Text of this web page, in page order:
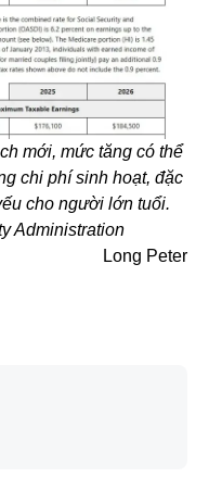
mới, mức tăng có thể
chi phí sinh hoạt, đặc
cho người lớn tuổi.
Administration
Long Peter